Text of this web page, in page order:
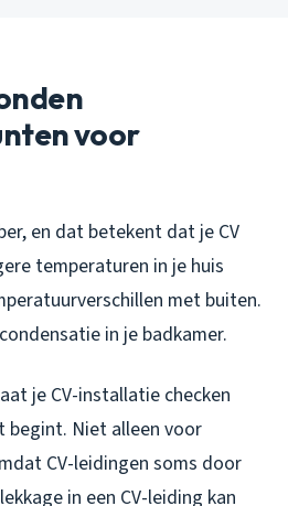
voor
en dat betekent dat je CV
temperaturen in je huis
met buiten.
in je badkamer.
je CV-installatie checken
Niet alleen voor
CV-leidingen soms door
in een CV-leiding kan